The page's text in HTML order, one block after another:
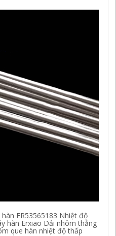
ER53565183 Nhiệt độ
hàn Erxiao Dải nhôm thẳng
que hàn nhiệt độ thấp